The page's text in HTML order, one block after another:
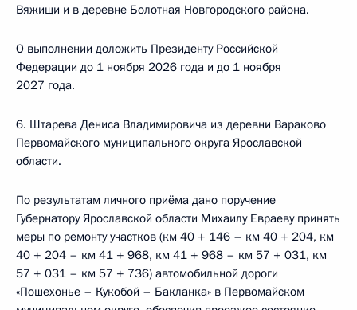
Вяжищи и в деревне Болотная Новгородского района.
О выполнении доложить Президенту Российской
Федерации до 1 ноября 2026 года и до 1 ноября
2027 года.
6. Штарева Дениса Владимировича из деревни Вараково
Первомайского муниципального округа Ярославской
области.
По результатам личного приёма дано поручение
Губернатору Ярославской области Михаилу Евраеву принять
меры по ремонту участков (км 40 + 146 – км 40 + 204, км
40 + 204 – км 41 + 968, км 41 + 968 – км 57 + 031, км
57 + 031 – км 57 + 736) автомобильной дороги
«Пошехонье – Кукобой – Бакланка» в Первомайском